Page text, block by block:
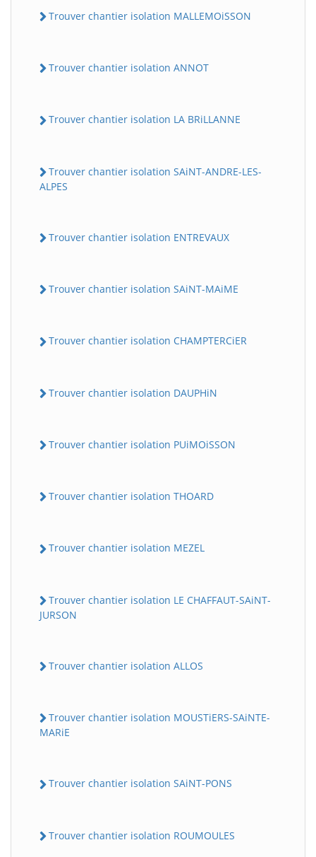
Trouver chantier isolation MALLEMOiSSON
Trouver chantier isolation ANNOT
Trouver chantier isolation LA BRiLLANNE
Trouver chantier isolation SAiNT-ANDRE-LES-
ALPES
Trouver chantier isolation ENTREVAUX
Trouver chantier isolation SAiNT-MAiME
Trouver chantier isolation CHAMPTERCiER
Trouver chantier isolation DAUPHiN
Trouver chantier isolation PUiMOiSSON
Trouver chantier isolation THOARD
Trouver chantier isolation MEZEL
Trouver chantier isolation LE CHAFFAUT-SAiNT-
JURSON
Trouver chantier isolation ALLOS
Trouver chantier isolation MOUSTiERS-SAiNTE-
MARiE
Trouver chantier isolation SAiNT-PONS
Trouver chantier isolation ROUMOULES